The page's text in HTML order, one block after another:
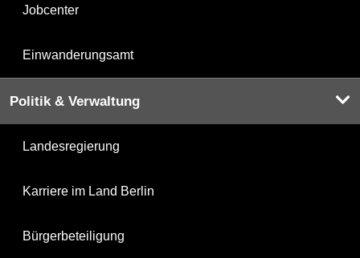
Jobcenter
Einwanderungsamt
Politik & Verwaltung
Landesregierung
Karriere im Land Berlin
Bürgerbeteiligung